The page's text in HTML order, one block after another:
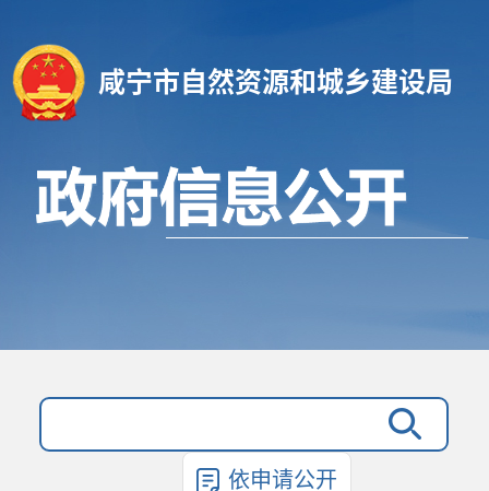
咸宁市自然资源和城乡建设局
依申请公开